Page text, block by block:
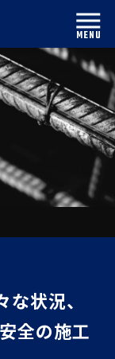
MENU
な状況、
全の施工